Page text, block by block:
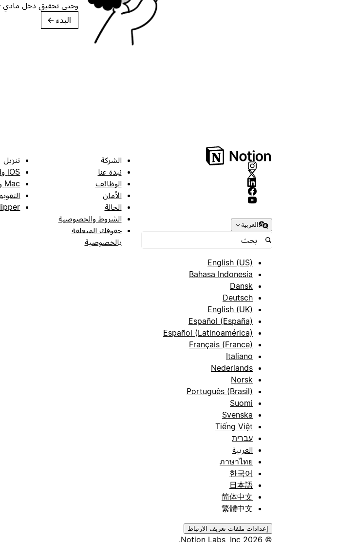
وحتى تحقيق دخل
البدء →
العربية
English (US)
Bahasa Indonesia
Dansk
Deutsch
English (UK)
Español (España)
Español (Latinoamérica)
Français (France)
Italiano
Nederlands
Norsk
Português (Brasil)
Suomi
Svenska
Tiếng Việt
עברית
العربية
ภาษาไทย
한국어
日本語
简体中文
繁體中文
إعدادات ملفات تعريف الارتباط
© 2026 Notion Labs, Inc.
الشركة
نبذة عنا
الوظائف
الأمان
الحالة
الشروط والخصوصية
حقوقك المتعلقة
بالخصوصية
تنزيل
iOS وAndroid
Mac وWindows